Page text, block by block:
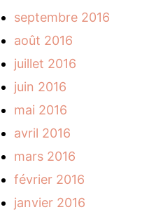
septembre 2016
août 2016
juillet 2016
juin 2016
mai 2016
avril 2016
mars 2016
février 2016
janvier 2016